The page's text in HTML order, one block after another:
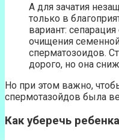
А для зачатия
только в
вариант:
очищения
сперматозоидов.
дорого, но она
Но при этом важно,
спермотазойдов была
Как уберечь